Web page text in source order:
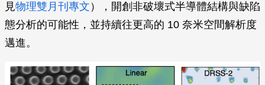
見物理雙月刊專文 ），開創非破壞式半導體結構與缺陷
態分析的可能性，並持續往更高的 10 奈米空間解析度
邁進。